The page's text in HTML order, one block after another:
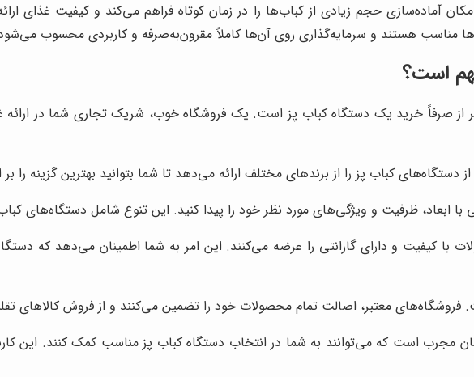
آماده‌سازی حجم زیادی از کباب‌ها را در زمان کوتاه فراهم می‌کند و کیفیت غذای
مناسب هستند و سرمایه‌گذاری روی آن‌ها کاملاً مقرون‌به‌صرفه و کاربردی محسوب
است؟
از صرفاً خرید یک دستگاه کباب پز است. یک فروشگاه خوب، شریک تجاری شما در
کباب پز را از برندهای مختلف ارائه می‌دهد تا شما بتوانید بهترین گزینه را
ابعاد، ظرفیت و ویژگی‌های مورد نظر خود را پیدا کنید. این تنوع شامل دستگاه‌های
با کیفیت و دارای گارانتی را عرضه می‌کنند. این امر به شما اطمینان می‌دهد که
فروشگاه‌های معتبر، اصالت تمام محصولات خود را تضمین می‌کنند و از فروش کالاهای
مجرب است که می‌توانند به شما در انتخاب دستگاه کباب پز مناسب کمک کنند. این